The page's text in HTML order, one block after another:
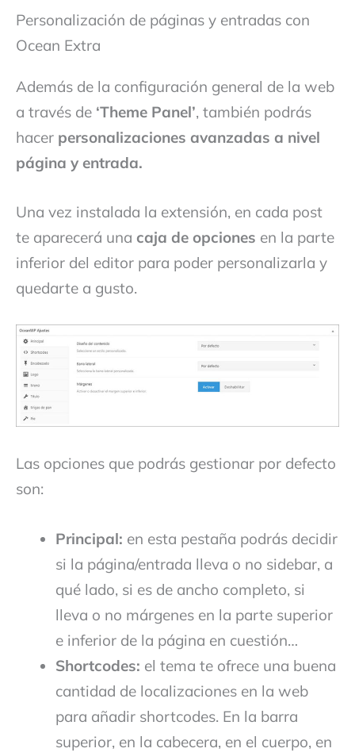
Personalización de páginas y entradas con
Ocean Extra
Además de la configuración general de la web
a través de ‘Theme Panel’, también podrás
hacer personalizaciones avanzadas a nivel
página y entrada.
Una vez instalada la extensión, en cada post
te aparecerá una caja de opciones en la parte
inferior del editor para poder personalizarla y
quedarte a gusto.
Las opciones que podrás gestionar por defecto
son:
Principal: en esta pestaña podrás decidir
si la página/entrada lleva o no sidebar, a
qué lado, si es de ancho completo, si
lleva o no márgenes en la parte superior
e inferior de la página en cuestión…
Shortcodes: el tema te ofrece una buena
cantidad de localizaciones en la web
para añadir shortcodes. En la barra
superior, en la cabecera, en el cuerpo, en